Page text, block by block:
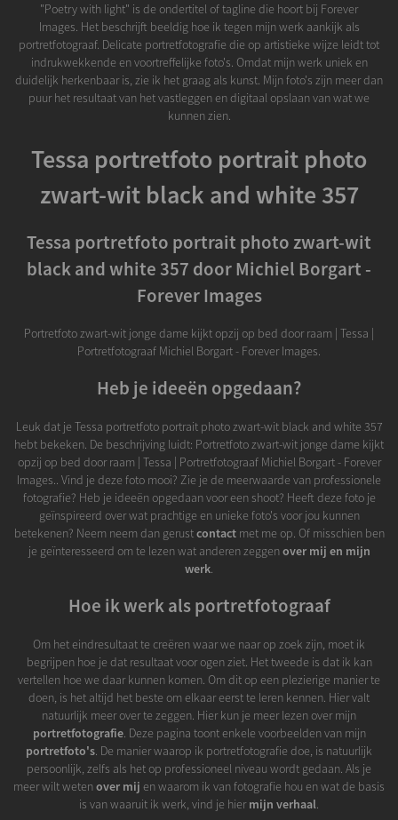
"Poetry with light" is de ondertitel of tagline die hoort bij Forever
Images. Het beschrijft beeldig hoe ik tegen mijn werk aankijk als
portretfotograaf. Delicate portretfotografie die op artistieke wijze leidt tot
indrukwekkende en voortreffelijke foto's. Omdat mijn werk uniek en
duidelijk herkenbaar is, zie ik het graag als kunst. Mijn foto's zijn meer dan
puur het resultaat van het vastleggen en digitaal opslaan van wat we
kunnen zien.
Tessa portretfoto portrait photo
zwart-wit black and white 357
Tessa portretfoto portrait photo zwart-wit
black and white 357 door Michiel Borgart -
Forever Images
Portretfoto zwart-wit jonge dame kijkt opzij op bed door raam | Tessa |
Portretfotograaf Michiel Borgart - Forever Images.
Heb je ideeën opgedaan?
Leuk dat je Tessa portretfoto portrait photo zwart-wit black and white 357
hebt bekeken. De beschrijving luidt: Portretfoto zwart-wit jonge dame kijkt
opzij op bed door raam | Tessa | Portretfotograaf Michiel Borgart - Forever
Images.. Vind je deze foto mooi? Zie je de meerwaarde van professionele
fotografie? Heb je ideeën opgedaan voor een shoot? Heeft deze foto je
geïnspireerd over wat prachtige en unieke foto's voor jou kunnen
betekenen? Neem neem dan gerustcontactmet me op. Of misschien ben
je geïnteresseerd om te lezen wat anderen zeggenover mij en mijn
werk.
Hoe ik werk als portretfotograaf
Om het eindresultaat te creëren waar we naar op zoek zijn, moet ik
begrijpen hoe je dat resultaat voor ogen ziet. Het tweede is dat ik kan
vertellen hoe we daar kunnen komen. Om dit op een plezierige manier te
doen, is het altijd het beste om elkaar eerst te leren kennen. Hier valt
natuurlijk meer over te zeggen. Hier kun je meer lezen over mijn
portretfotografie. Deze pagina toont enkele voorbeelden van mijn
portretfoto's. De manier waarop ik portretfotografie doe, is natuurlijk
persoonlijk, zelfs als het op professioneel niveau wordt gedaan. Als je
meer wilt wetenover mij en waarom ik van fotografie hou en wat de basis
is van waaruit ik werk, vind je hiermijn verhaal.